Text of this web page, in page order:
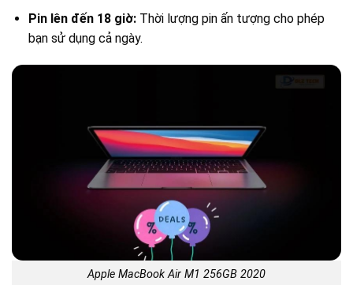
Pin lên đến 18 giờ:Thời lượng pin ấn tượng cho phép
bạn sử dụng cả ngày.
Apple MacBook Air M1 256GB 2020